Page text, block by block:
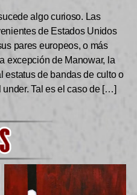
algo curioso. Las
de Estados Unidos
pares europeos, o más
excepción de Manowar, la
estatus de bandas de culto o
Tal es el caso de […]